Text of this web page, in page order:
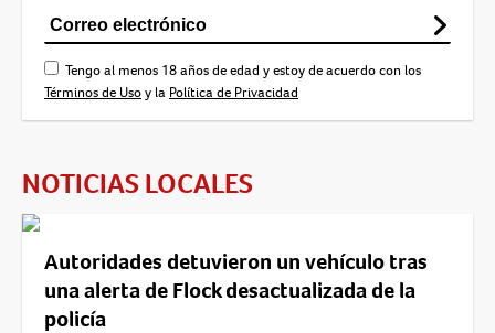
Tengo al menos 18 años de edad y estoy de acuerdo con los
Términos de Usoy la Política de Privacidad
NOTICIAS LOCALES
Autoridades detuvieron un vehículo tras
una alerta de Flock desactualizada de la
policía